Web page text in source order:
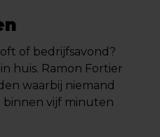
of bedrijfsavond?
huis. Ramon Fortier
waarbij niemand
binnen vijf minuten